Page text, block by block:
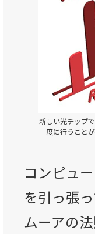
新しい光チップ
一度に行うこと
コンピュ
を引っ張っ
ムーアの